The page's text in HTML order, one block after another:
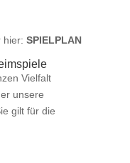
hier: SPIELPLAN
Vielfalt
unsere
gilt für die